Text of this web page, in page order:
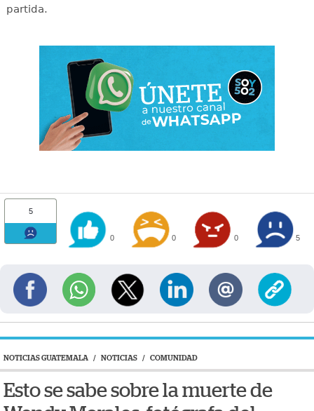
partida.
5
0 0 0 5
NOTICIAS GUATEMALA / NOTICIAS / COMUNIDAD
Esto se sabe sobre la muerte de